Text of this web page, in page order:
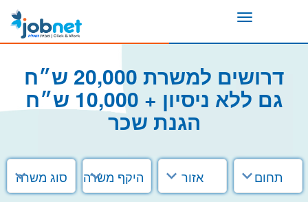
Toggle
דרושים למשרת 20,000 ש״ח
גם ללא ניסיון + 10,000 ש״ח
הגנת שכר
תחום אזור היקף משרה סוג משרה